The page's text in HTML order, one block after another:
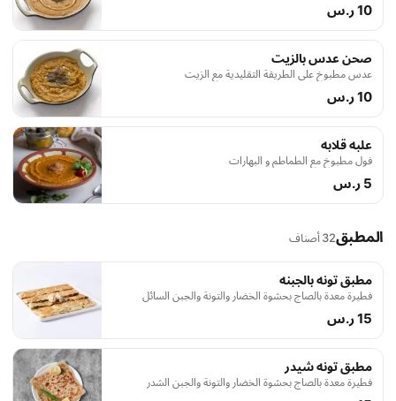
10 ر.س
صحن عدس بالزيت
عدس مطبوخ على الطريقة التقليدية مع الزيت
10 ر.س
علبه قلابه
فول مطبوخ مع الطماطم و البهارات
5 ر.س
المطبق32 أصناف
مطبق تونه بالجبنه
فطيرة معدة بالصاج بحشوة الخضار والتونة والجبن السائل
15 ر.س
مطبق تونه شيدر
فطيرة معدة بالصاج بحشوة الخضار والتونة والجبن الشدر